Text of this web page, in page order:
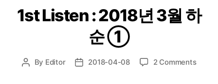
1st Listen : 2018년 3월 하
순 ①
Post
By Editor
Post2018-04-08 2 Commentson